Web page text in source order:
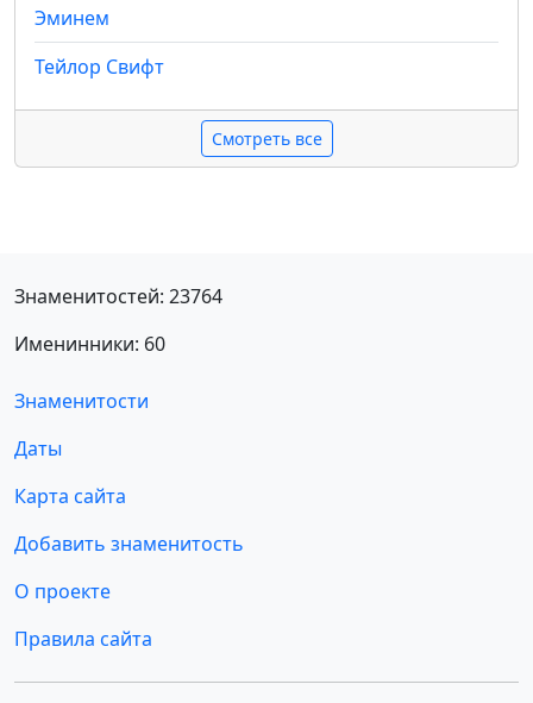
Эминем
Тейлор Свифт
Смотреть все
Знаменитостей: 23764
Именинники: 60
Знаменитости
Даты
Карта сайта
Добавить знаменитость
О проекте
Правила сайта